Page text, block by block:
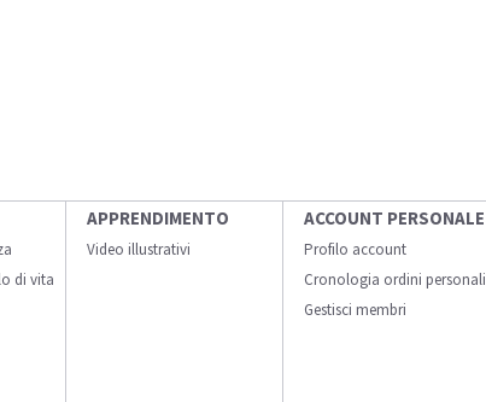
di vita
APPRENDIMENTO
Video illustrativi
ACCOUNT PERSONALE
Profilo account
Cronologia ordini personali
Gestisci membri